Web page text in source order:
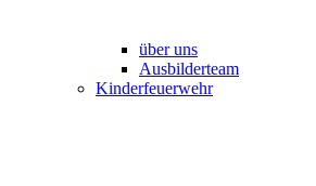
über uns
Ausbilderteam
Kinderfeuerwehr